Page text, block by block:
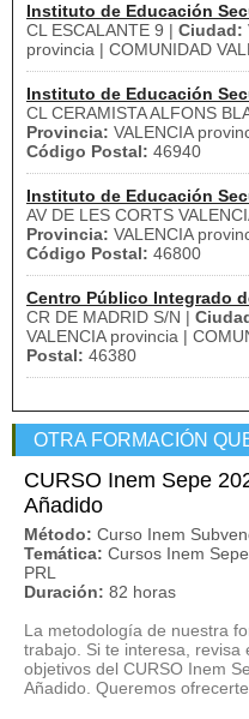
Instituto de Educación
CL ESCALANTE 9 | Ciudad:
provincia | COMUNIDAD
Instituto de Educación
CL CERAMISTA ALFONS
Provincia: VALENCIA
Código Postal: 46940
Instituto de Educación
AV DE LES CORTS
Provincia: VALENCIA
Código Postal: 46800
Centro Público Integrado
CR DE MADRID S/N |
VALENCIA provincia |
Postal: 46380
OTRA FORMACIÓN
CURSO Inem Sepe
Añadido
Método: Curso Inem
Temática: Cursos Inem
PRL
Duración: 82 horas
La metodología de nuestra
trabajo. Si te interesa, revisa
objetivos del CURSO Inem
Añadido. Queremos ofrecerte